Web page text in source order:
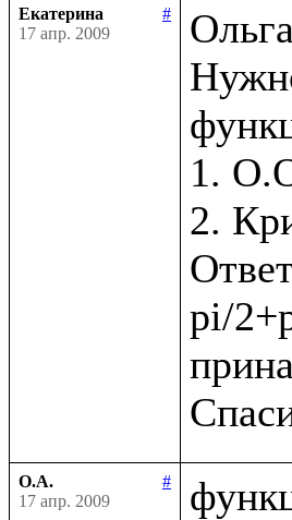
Екатерина
#
17 апр. 2009
1.
2.
pi/
О.А.
#
17 апр. 2009